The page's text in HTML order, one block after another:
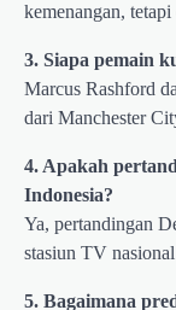
kemenangan,
3. Siapa pemain
Marcus Rashford
dari Manchester
4. Apakah
Indonesia?
Ya, pertandingan
stasiun TV
5. Bagaimana